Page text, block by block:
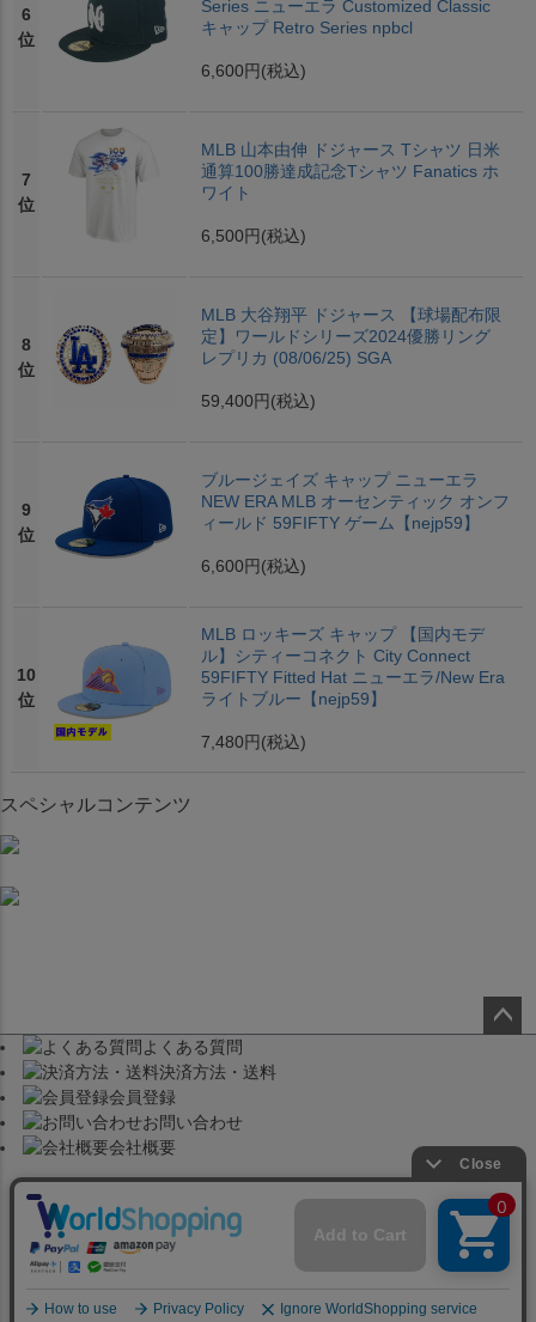
6
位
Series ニューエラ Customized Classic
キャップ Retro Series npbcl
6,600円 (税込)
7
位
MLB 山本由伸 ドジャース Tシャツ 日米
通算100勝達成記念Tシャツ Fanatics ホ
ワイト
6,500円 (税込)
8
位
MLB 大谷翔平 ドジャース 【球場配布限
定】ワールドシリーズ2024優勝リング
レプリカ (08/06/25) SGA
59,400円 (税込)
9
位
ブルージェイズ キャップ ニューエラ
NEW ERA MLB オーセンティック オンフ
ィールド 59FIFTY ゲーム【nejp59】
6,600円 (税込)
10
位
MLB ロッキーズ キャップ 【国内モデ
ル】シティーコネクト City Connect
59FIFTY Fitted Hat ニューエラ/New Era
ライトブルー【nejp59】
7,480円 (税込)
スペシャルコンテンツ
よくある質問
決済方法・送料
会員登録
お問い合わせ
会社概要